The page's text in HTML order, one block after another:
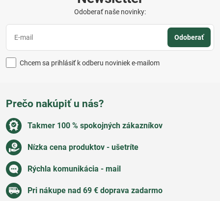
Odoberať naše novinky:
Odoberať
Chcem sa prihlásiť k odberu noviniek e-mailom
Prečo nakúpiť u nás?
Takmer 100 % spokojných zákazníkov
Nízka cena produktov - ušetríte
Rýchla komunikácia - mail
Pri nákupe nad 69 € doprava zadarmo